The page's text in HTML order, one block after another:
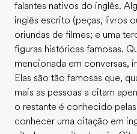
Escritórios
Encontre um escritório
Sobre nós
Quem somos
Carreiras
Junte-se a nós
falantes nativos do inglês.
inglês escrito (peças, livros
oriundas de filmes; e uma
figuras históricas famosas.
mencionada em conversas,
Elas são tão famosas que,
mais as pessoas a citam
o restante é conhecido
conhecer uma citação em